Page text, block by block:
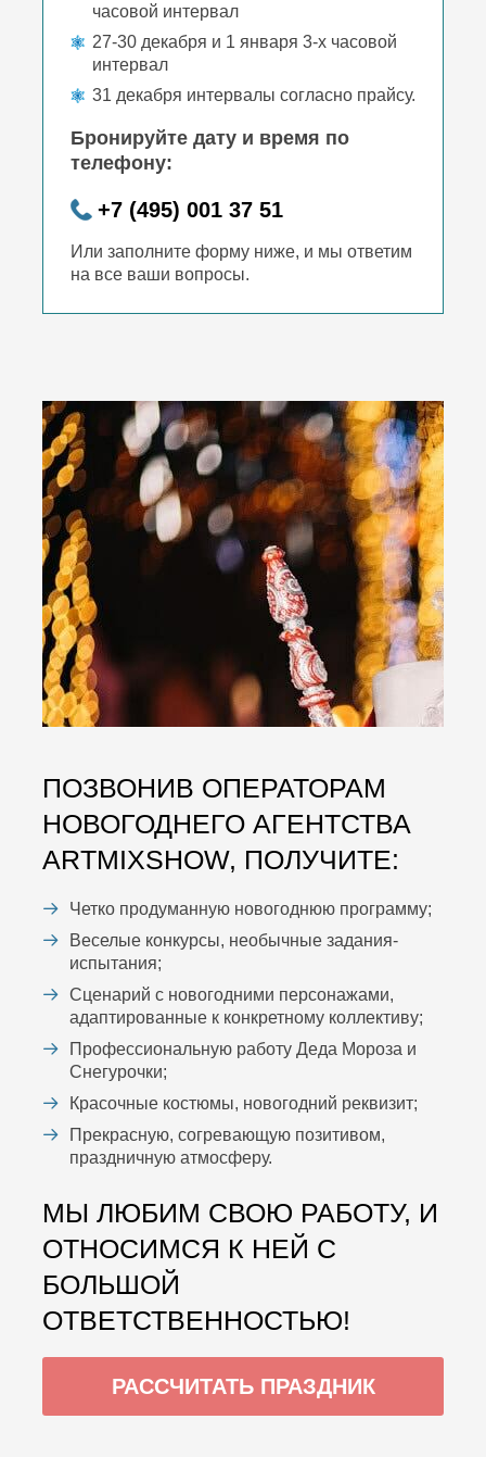
часовой интервал
27-30 декабря и 1 января 3-х часовой
интервал
31 декабря интервалы согласно прайсу.
Бронируйте дату и время по
телефону:
+7 (495) 001 37 51
Или заполните форму ниже, и мы ответим
на все ваши вопросы.
ПОЗВОНИВ ОПЕРАТОРАМ
НОВОГОДНЕГО АГЕНТСТВА
ARTMIXSHOW, ПОЛУЧИТЕ:
Четко продуманную новогоднюю программу;
Веселые конкурсы, необычные задания-
испытания;
Сценарий с новогодними персонажами,
адаптированные к конкретному коллективу;
Профессиональную работу Деда Мороза и
Снегурочки;
Красочные костюмы, новогодний реквизит;
Прекрасную, согревающую позитивом,
праздничную атмосферу.
МЫ ЛЮБИМ СВОЮ РАБОТУ, И
ОТНОСИМСЯ К НЕЙ С
БОЛЬШОЙ
ОТВЕТСТВЕННОСТЬЮ!
РАССЧИТАТЬ ПРАЗДНИК